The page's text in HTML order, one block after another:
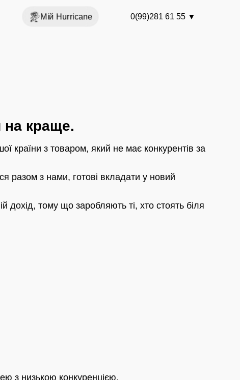
Мій Hurricane 0(99)281 61 55 ▼
на краще.
країни з товаром, який не має конкурентів за
разом з нами, готові вкладати у новий
дохід, тому що заробляють ті, хто стоять біля
з низькою конкуренцією.